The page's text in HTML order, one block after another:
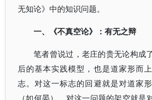
无知论》中的知识问题。
一、《不真空论》：有无之辩
笔者曾说过，老庄的贵无论构成
后的基本实践模型，也是道家形而
志。对这一标志的回避就是对道家